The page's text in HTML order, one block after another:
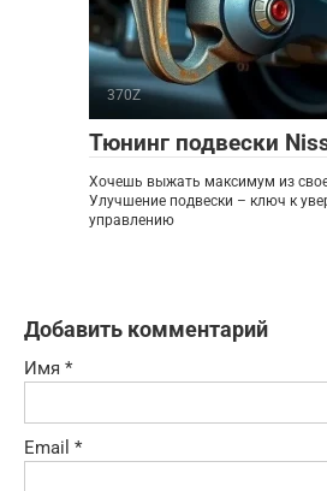
370Z
Тюнинг подвески
Хочешь выжать максимум из
Улучшение подвески – ключ к
управлению
Добавить комментарий
Имя *
Email *